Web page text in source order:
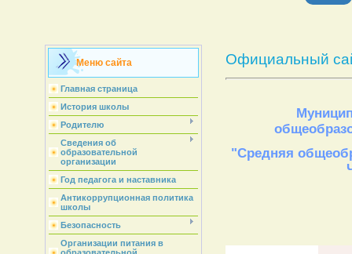
Меню сайта
Главная страница
История школы
Родителю
Сведения об
образовательной
организации
Год педагога и наставника
Антикоррупционная политика
школы
Безопасность
Организации питания в
Официальный
"Средняя